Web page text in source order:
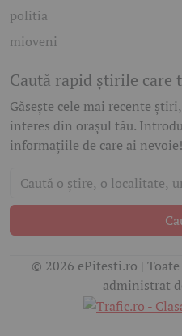
politia
mioveni
Caută rapid știrile care
Găsește cele mai recente
interes din orașul tău.
informațiile de care ai nevoie!
© 2026 ePitesti.ro |
administrat